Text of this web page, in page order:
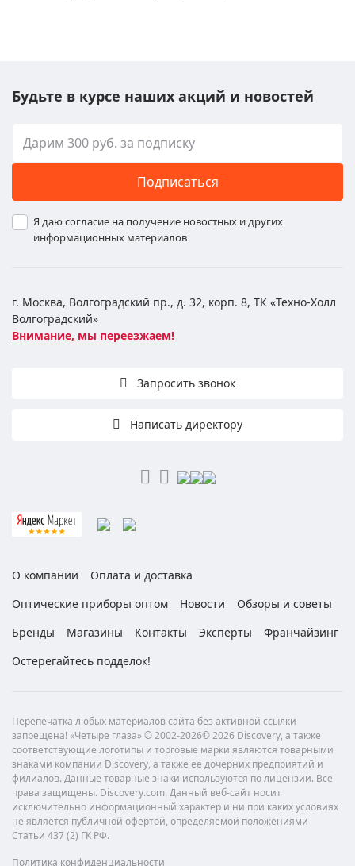
Будьте в курсе наших акций и новостей
Подписаться
Я даю согласие на получение новостных и других
информационных материалов
г. Москва, Волгоградский пр., д. 32, корп. 8, ТК «Техно-Холл
Волгоградский»
Внимание, мы переезжаем!
Запросить звонок
Написать директору
О компании
Оплата и доставка
Оптические приборы оптом
Новости
Обзоры и советы
Бренды
Магазины Контакты Эксперты
Франчайзинг
Остерегайтесь подделок!
Перепечатка любых материалов сайта без активной ссылки
запрещена! «Четыре глаза» © 2002-2026© 2026 Discovery, а также
соответствующие логотипы и торговые марки являются товарными
знаками компании Discovery, а также ее дочерних предприятий и
филиалов. Данные товарные знаки используются по лицензии. Все
права защищены. Discovery.com. Данный веб-сайт носит
исключительно информационный характер и ни при каких условиях
не является публичной офертой, определяемой положениями
Статьи 437 (2) ГК РФ.
Политика конфиденциальности